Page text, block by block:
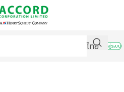
ไทย
เข้าสู่ระบบ